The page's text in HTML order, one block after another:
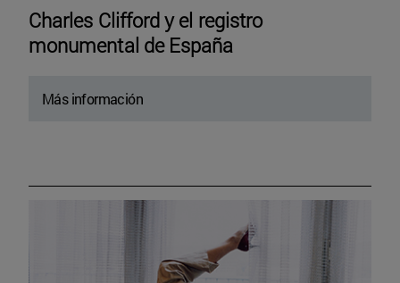
Charles Clifford y el registro
monumental de España
Más información